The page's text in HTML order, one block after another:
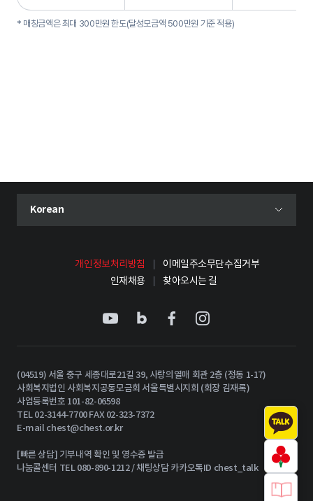
* 매칭금액은 최대 300만원 한도(달성모금액 500만원 기준 적용)
언어 선택 메뉴 열기
현재 선택된 언어
Korean
개인정보처리방침
이메일주소무단수집거부
인재채용
찾아오시는 길
(04519) 서울 중구 세종대로21길 39, 사랑의열매 회관 2층 (정동 1-17)
사회복지법인 사회복지공동모금회 서울특별시지회 (회장 김재록)
사업등록번호 101-82-06598
TEL 02-3144-7700 FAX 02-323-7372
E-mailchest@chest.or.kr
[빠른 상담] 기부내역 확인 및 영수증 발급
나눔콜센터 TEL 080-890-1212 / 채팅상담 카카오톡ID chest_talk